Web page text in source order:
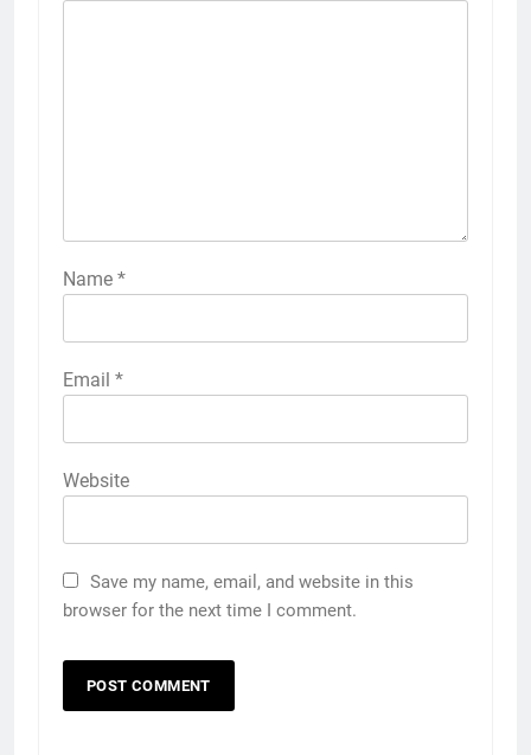
Name *
Email *
Website
Save my name, email, and website in this
browser for the next time I comment.